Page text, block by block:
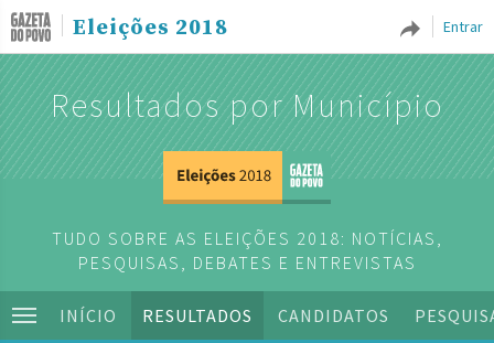
Entrar
Eleições 2018
Resultados por Município
TUDO SOBRE AS ELEIÇÕES 2018: NOTÍCIAS,
PESQUISAS, DEBATES E ENTREVISTAS
INÍCIO RESULTADOS CANDIDATOS